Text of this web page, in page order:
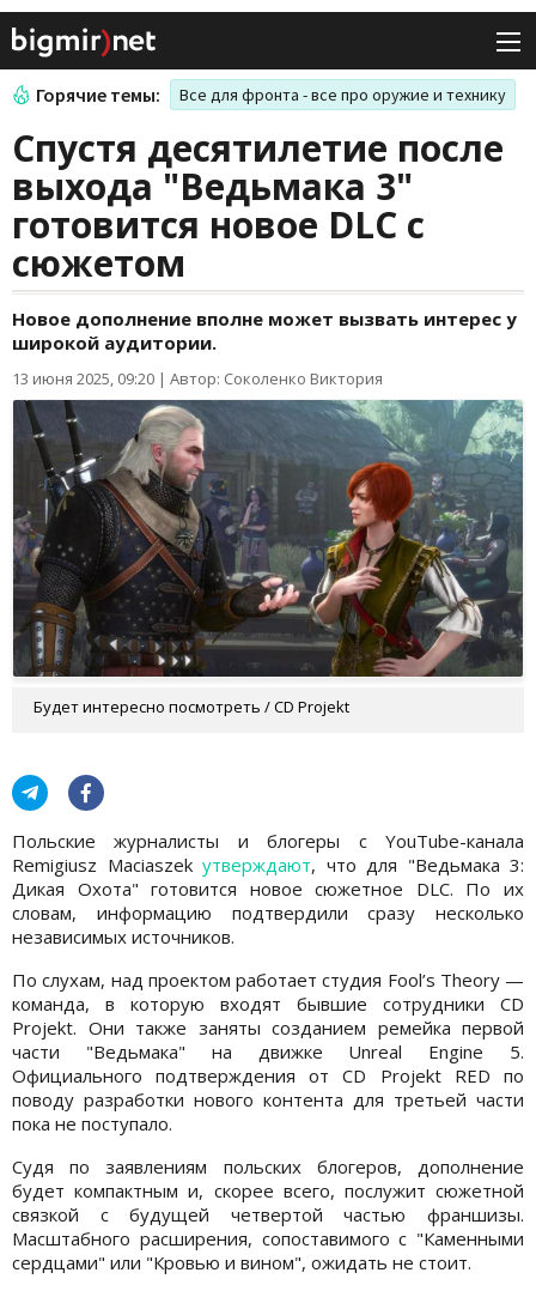
Горячие темы: Все для фронта - все про оружие и технику
Спустя десятилетие после
выхода "Ведьмака 3"
готовится новое DLC с
сюжетом
Новое дополнение вполне может вызвать интерес у
широкой аудитории.
13 июня 2025, 09:20 | Автор: Соколенко Виктория
Будет интересно посмотреть / CD Projekt
Польские журналисты и блогеры с YouTube-канала
Remigiusz Maciaszek утверждают, что для "Ведьмака 3:
Дикая Охота" готовится новое сюжетное DLC. По их
словам, информацию подтвердили сразу несколько
независимых источников.
По слухам, над проектом работает студия Fool’s Theory —
команда, в которую входят бывшие сотрудники CD
Projekt. Они также заняты созданием ремейка первой
части "Ведьмака" на движке Unreal Engine 5.
Официального подтверждения от CD Projekt RED по
поводу разработки нового контента для третьей части
пока не поступало.
Судя по заявлениям польских блогеров, дополнение
будет компактным и, скорее всего, послужит сюжетной
связкой с будущей четвертой частью франшизы.
Масштабного расширения, сопоставимого с "Каменными
сердцами" или "Кровью и вином", ожидать не стоит.